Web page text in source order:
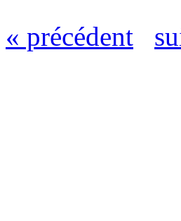
« précédent